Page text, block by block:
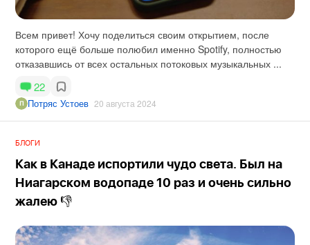
Всем привет! Хочу поделиться своим открытием, после
которого ещё больше полюбил именно Spotify, полностью
отказавшись от всех остальных потоковых музыкальных ...
22
Потряс Устоев 20 августа 2024
БЛОГИ
Как в Канаде испортили чудо света. Был на
Ниагарском водопаде 10 раз и очень сильно
жалею 👎